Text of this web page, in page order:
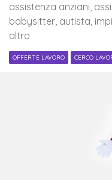
assistenza anziani,
babysitter, autista,
altro
OFFERTE LAVORO CERCO